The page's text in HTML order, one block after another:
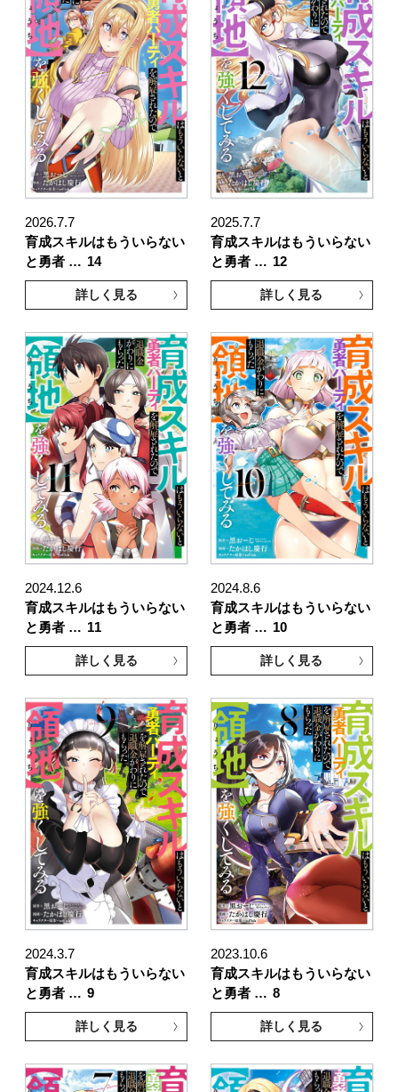
2026.7.7
育成スキルはもういらない
と勇者 … 14
詳しく見る
2025.7.7
育成スキルはもういらない
と勇者 … 12
詳しく見る
2024.12.6
育成スキルはもういらない
と勇者 … 11
詳しく見る
2024.8.6
育成スキルはもういらない
と勇者 … 10
詳しく見る
2024.3.7
育成スキルはもういらない
と勇者 … 9
詳しく見る
2023.10.6
育成スキルはもういらない
と勇者 … 8
詳しく見る